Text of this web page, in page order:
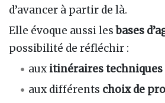
d’avancer à partir de là.
Elle évoque aussi lesbases
possibilité de réfléchir :
aux itinéraires techniques
aux différents choix de